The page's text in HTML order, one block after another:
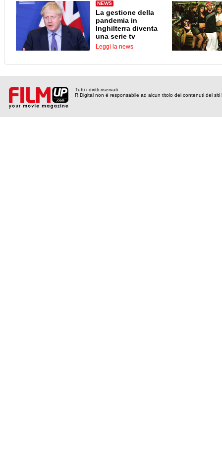
NEWS
La gestione della
pandemia in
Inghilterra diventa
una serie tv
Leggi la news
Tutti i diritti riservati
R Digital non è responsabile ad alcun titolo dei contenuti dei siti